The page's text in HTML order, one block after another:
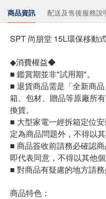
商品資訊 配送及售後服務說
SPT 尚朋堂 15L環保移動
◆消費權益◆
■ 鑑賞期並非"試用期"。
■ 退貨商品需是「全新商
箱、包材、贈品等原廠所
換貨。
■ 大型家電一經拆箱定位
定為商品問題外，不得以
■ 商品簽收前請務必確認
即代表同意，不得以其他個
■ 對商品有疑慮的地方請
商品特色：